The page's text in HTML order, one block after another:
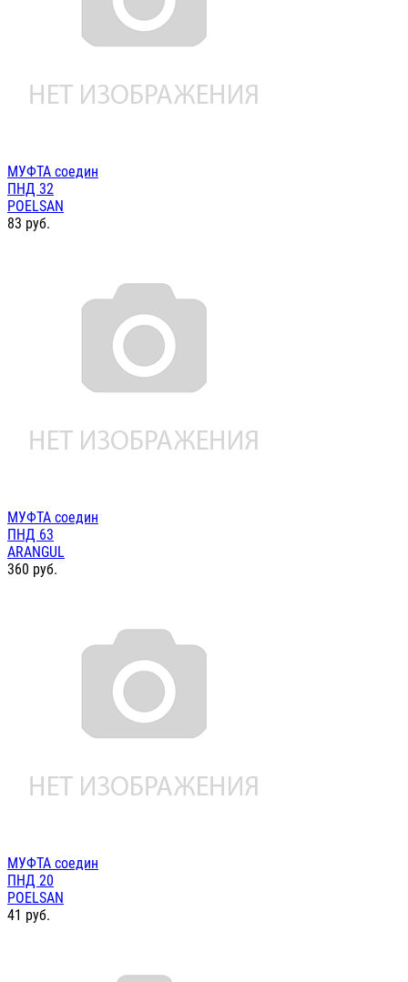
МУФТА соедин
ПНД 32
POELSAN
83 руб.
МУФТА соедин
ПНД 63
ARANGUL
360 руб.
МУФТА соедин
ПНД 20
POELSAN
41 руб.